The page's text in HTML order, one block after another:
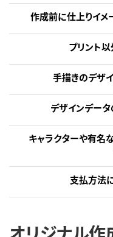
作成前に仕上りイメ
プリント
手描きのデザ
デザインデー
キャラクターや有名
支払方法